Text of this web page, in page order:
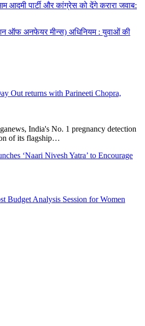
आदमी पार्टी और कांग्रेस को देंगे करारा जवाब:
ऑफ अनफेयर मीन्स) अधिनियम : युवाओं की
Out returns with Parineeti Chopra,
India's No. 1 pregnancy detection
of its flagship…
‘Naari Nivesh Yatra’ to Encourage
Budget Analysis Session for Women